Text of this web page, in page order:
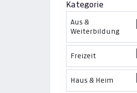
Kategorie
Aus &
Weiterbildung
Freizeit
Haus & Heim